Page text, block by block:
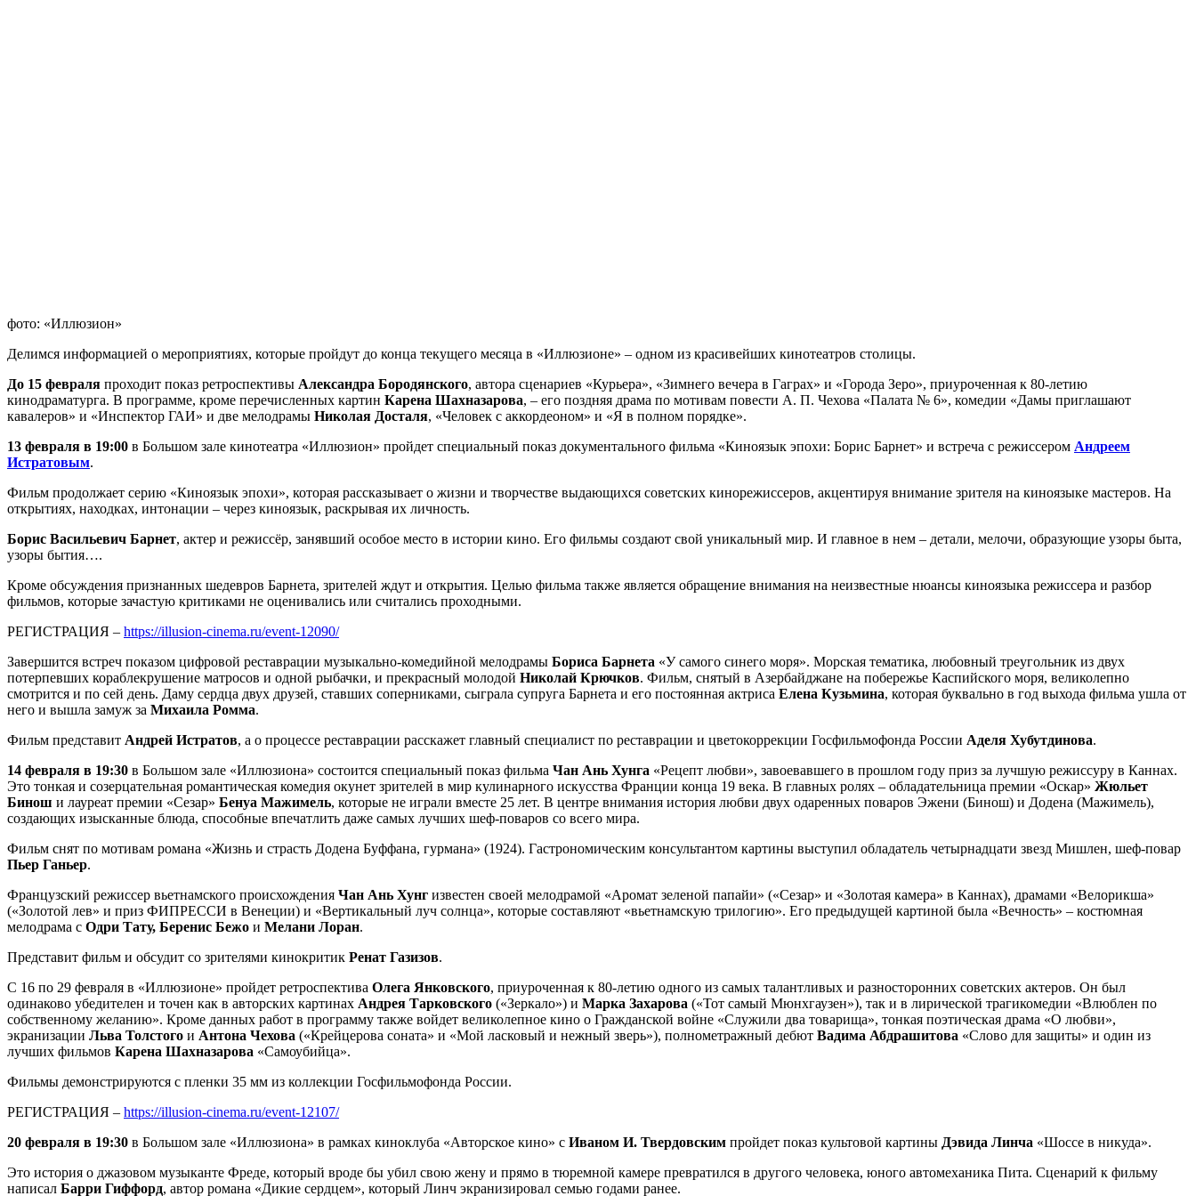
фото: «Иллюзион»
Делимся информацией о мероприятиях, которые пройдут до конца текущего месяца в «Иллюзионе» – одном из красивейших кинотеатров столицы.
До 15 февраля проходит показ ретроспективы Александра Бородянского, автора сценариев «Курьера», «Зимнего вечера в Гаграх» и «Города Зеро», приуроченная к 80-летию
кинодраматурга. В программе, кроме перечисленных картин Карена Шахназарова, – его поздняя драма по мотивам повести А. П. Чехова «Палата № 6», комедии «Дамы приглашают
кавалеров» и «Инспектор ГАИ» и две мелодрамы Николая Досталя, «Человек с аккордеоном» и «Я в полном порядке».
13 февраля в 19:00 в Большом зале кинотеатра «Иллюзион» пройдет специальный показ документального фильма «Киноязык эпохи: Борис Барнет» и встреча с режиссером Андреем
Истратовым.
Фильм продолжает серию «Киноязык эпохи», которая рассказывает о жизни и творчестве выдающихся советских кинорежиссеров, акцентируя внимание зрителя на киноязыке мастеров. На
открытиях, находках, интонации – через киноязык, раскрывая их личность.
Борис Васильевич Барнет, актер и режиссёр, занявший особое место в истории кино. Его фильмы создают свой уникальный мир. И главное в нем – детали, мелочи, образующие узоры быта,
узоры бытия….
Кроме обсуждения признанных шедевров Барнета, зрителей ждут и открытия. Целью фильма также является обращение внимания на неизвестные нюансы киноязыка режиссера и разбор
фильмов, которые зачастую критиками не оценивались или считались проходными.
РЕГИСТРАЦИЯ – https://illusion-cinema.ru/event-12090/
Завершится встреч показом цифровой реставрации музыкально-комедийной мелодрамы Бориса Барнета «У самого синего моря». Морская тематика, любовный треугольник из двух
потерпевших кораблекрушение матросов и одной рыбачки, и прекрасный молодой Николай Крючков. Фильм, снятый в Азербайджане на побережье Каспийского моря, великолепно
смотрится и по сей день. Даму сердца двух друзей, ставших соперниками, сыграла супруга Барнета и его постоянная актриса Елена Кузьмина, которая буквально в год выхода фильма ушла от
него и вышла замуж за Михаила Ромма.
Фильм представит Андрей Истратов, а о процессе реставрации расскажет главный специалист по реставрации и цветокоррекции Госфильмофонда России Аделя Хубутдинова.
14 февраля в 19:30 в Большом зале «Иллюзиона» состоится специальный показ фильма Чан Ань Хунга «Рецепт любви», завоевавшего в прошлом году приз за лучшую режиссуру в Каннах.
Это тонкая и созерцательная романтическая комедия окунет зрителей в мир кулинарного искусства Франции конца 19 века. В главных ролях – обладательница премии «Оскар» Жюльет
Бинош и лауреат премии «Сезар» Бенуа Мажимель, которые не играли вместе 25 лет. В центре внимания история любви двух одаренных поваров Эжени (Бинош) и Додена (Мажимель),
создающих изысканные блюда, способные впечатлить даже самых лучших шеф-поваров со всего мира.
Фильм снят по мотивам романа «Жизнь и страсть Додена Буффана, гурмана» (1924). Гастрономическим консультантом картины выступил обладатель четырнадцати звезд Мишлен, шеф-повар
Пьер Ганьер.
Французский режиссер вьетнамского происхождения Чан Ань Хунг известен своей мелодрамой «Аромат зеленой папайи» («Сезар» и «Золотая камера» в Каннах), драмами «Велорикша»
(«Золотой лев» и приз ФИПРЕССИ в Венеции) и «Вертикальный луч солнца», которые составляют «вьетнамскую трилогию». Его предыдущей картиной была «Вечность» – костюмная
мелодрама с Одри Тату, Беренис Бежо и Мелани Лоран.
Представит фильм и обсудит со зрителями кинокритик Ренат Газизов.
С 16 по 29 февраля в «Иллюзионе» пройдет ретроспектива Олега Янковского, приуроченная к 80-летию одного из самых талантливых и разносторонних советских актеров. Он был
одинаково убедителен и точен как в авторских картинах Андрея Тарковского («Зеркало») и Марка Захарова («Тот самый Мюнхгаузен»), так и в лирической трагикомедии «Влюблен по
собственному желанию». Кроме данных работ в программу также войдет великолепное кино о Гражданской войне «Служили два товарища», тонкая поэтическая драма «О любви»,
экранизации Льва Толстого и Антона Чехова («Крейцерова соната» и «Мой ласковый и нежный зверь»), полнометражный дебют Вадима Абдрашитова «Слово для защиты» и один из
лучших фильмов Карена Шахназарова «Самоубийца».
Фильмы демонстрируются с пленки 35 мм из коллекции Госфильмофонда России.
РЕГИСТРАЦИЯ – https://illusion-cinema.ru/event-12107/
20 февраля в 19:30 в Большом зале «Иллюзиона» в рамках киноклуба «Авторское кино» с Иваном И. Твердовским пройдет показ культовой картины Дэвида Линча «Шоссе в никуда».
Это история о джазовом музыканте Фреде, который вроде бы убил свою жену и прямо в тюремной камере превратился в другого человека, юного автомеханика Пита. Сценарий к фильму
написал Барри Гиффорд, автор романа «Дикие сердцем», который Линч экранизировал семью годами ранее.